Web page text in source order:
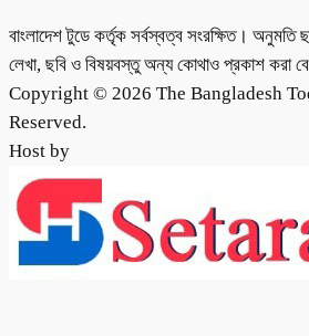
বাংলাদেশ টুডে কর্তৃক সর্বস্বত্ব সংরক্ষিত।
লেখা, ছবি ও বিষয়বস্তু অন্য কোথাও প্রকাশ করা
Copyright © 2026 The Bangladesh
Reserved.
Host by